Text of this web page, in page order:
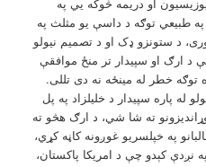
طبیعي توګه د داسې یو مثلث په
د ستونزو ډک او د تصمیم نیولو
د ارګ او سپيدار تر منځ موافقې
توګه خطر له مینځه نه دی تللی.
له پاره سپيدار د خلیلزاد په پل
ته شا شي، د ارګ هڅو ته
په خپلسریو غوږونه کاڼه کړي،
نږدې کېدو چې د امریکا پاکستان،